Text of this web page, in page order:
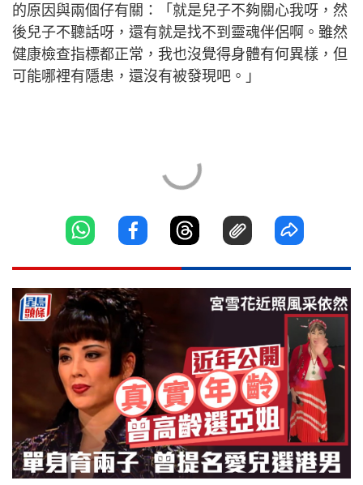
的原因與兩個仔有關：「就是兒子不夠關心我呀，然
後兒子不聽話呀，還有就是找不到靈魂伴侶啊。雖然
健康檢查指標都正常，我也沒覺得身體有何異樣，但
可能哪裡有隱患，還沒有被發現吧。」